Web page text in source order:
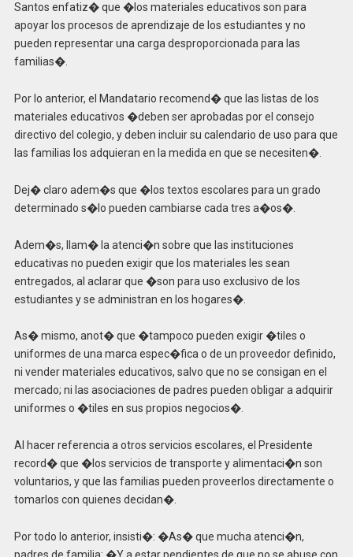
Santos enfatiz� que �los materiales educativos son para
apoyar los procesos de aprendizaje de los estudiantes y no
pueden representar una carga desproporcionada para las
familias�.
Por lo anterior, el Mandatario recomend� que las listas de los
materiales educativos �deben ser aprobadas por el consejo
directivo del colegio, y deben incluir su calendario de uso para que
las familias los adquieran en la medida en que se necesiten�.
Dej� claro adem�s que �los textos escolares para un grado
determinado s�lo pueden cambiarse cada tres a�os�.
Adem�s, llam� la atenci�n sobre que las instituciones
educativas no pueden exigir que los materiales les sean
entregados, al aclarar que �son para uso exclusivo de los
estudiantes y se administran en los hogares�.
As� mismo, anot� que �tampoco pueden exigir �tiles o
uniformes de una marca espec�fica o de un proveedor definido,
ni vender materiales educativos, salvo que no se consigan en el
mercado; ni las asociaciones de padres pueden obligar a adquirir
uniformes o �tiles en sus propios negocios�.
Al hacer referencia a otros servicios escolares, el Presidente
record� que �los servicios de transporte y alimentaci�n son
voluntarios, y que las familias pueden proveerlos directamente o
tomarlos con quienes decidan�.
Por todo lo anterior, insisti�: �As� que mucha atenci�n,